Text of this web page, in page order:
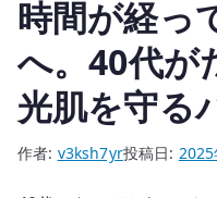
時間が経っ
へ。40代が
光肌を守る
作者: v3ksh7yr投稿日: 2025